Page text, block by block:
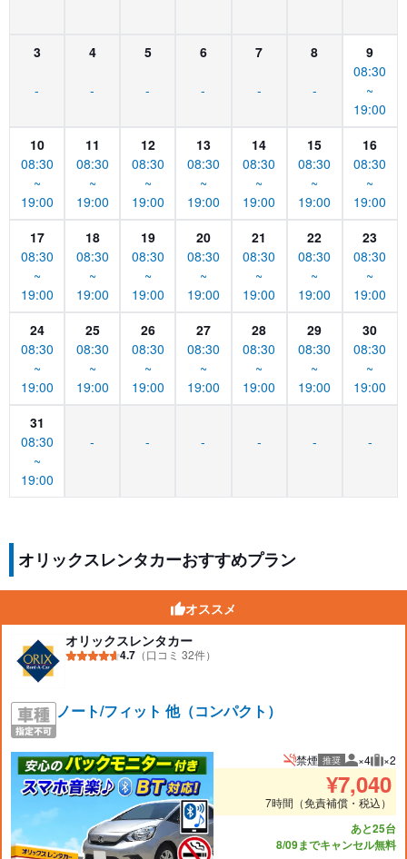
3
-
4
-
5
-
6
-
7
-
8
-
9
08:30
~
19:00
10
08:30
~
19:00
11
08:30
~
19:00
12
08:30
~
19:00
13
08:30
~
19:00
14
08:30
~
19:00
15
08:30
~
19:00
16
08:30
~
19:00
17
08:30
~
19:00
18
08:30
~
19:00
19
08:30
~
19:00
20
08:30
~
19:00
21
08:30
~
19:00
22
08:30
~
19:00
23
08:30
~
19:00
24
08:30
~
19:00
25
08:30
~
19:00
26
08:30
~
19:00
27
08:30
~
19:00
28
08:30
~
19:00
29
08:30
~
19:00
30
08:30
~
19:00
31
08:30
~
19:00
- - - - - -
オリックスレンタカーおすすめプラン
オススメ
オリックスレンタカー
4.7 （口コミ 32件）
ノート/フィット 他（コンパクト）
禁煙 推奨 推奨人数
×4 推奨
×2
¥7,040
7時間（免責補償・税込）
あと25台
8/09までキャンセル無料